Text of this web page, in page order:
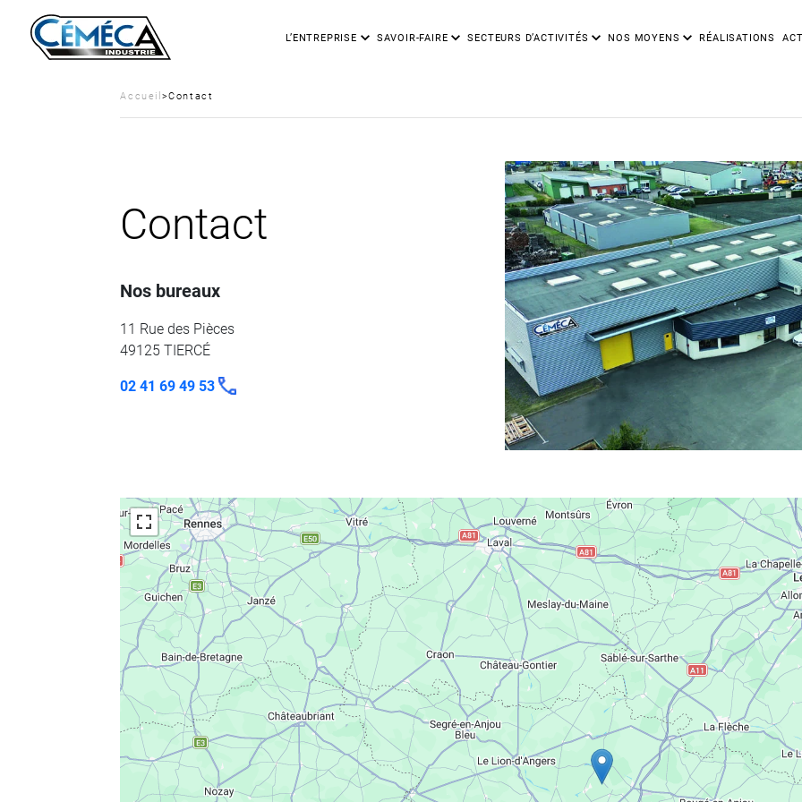
L’ENTREPRISE SAVOIR-FAIRE SECTEURS D’ACTIVITÉS NOS MOYENS RÉALISATIONS
Accueil>Contact
Contact
Nos bureaux
11 Rue des Pièces
49125 TIERCÉ
02 41 69 49 53